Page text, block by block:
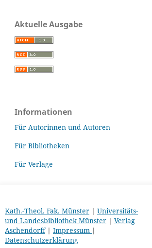
Aktuelle Ausgabe
Informationen
Für Autorinnen und Autoren
Für Bibliotheken
Für Verlage
Kath.-Theol. Fak. Münster| Universitäts-
und Landesbibliothek Münster| Verlag
Aschendorff| Impressum |
Datenschutzerklärung